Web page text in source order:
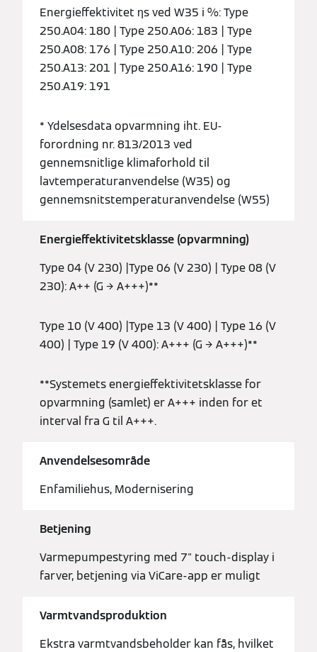
Energieffektivitet ƞs ved W35 i %: Type
250.A04: 180 | Type 250.A06: 183 | Type
250.A08: 176 | Type 250.A10: 206 | Type
250.A13: 201 | Type 250.A16: 190 | Type
250.A19: 191
* Ydelsesdata opvarmning iht. EU-
forordning nr. 813/2013 ved
gennemsnitlige klimaforhold til
lavtemperaturanvendelse (W35) og
gennemsnitstemperaturanvendelse (W55)
Energieffektivitetsklasse (opvarmning)
Type 04 (V 230) |Type 06 (V 230) | Type 08 (V
230): A++ (G → A+++)**
Type 10 (V 400) |Type 13 (V 400) | Type 16 (V
400) | Type 19 (V 400): A+++ (G → A+++)**
**Systemets energieffektivitetsklasse for
opvarmning (samlet) er A+++ inden for et
interval fra G til A+++.
Anvendelsesområde
Enfamiliehus, Modernisering
Betjening
Varmepumpestyring med 7" touch-display i
farver, betjening via ViCare-app er muligt
Varmtvandsproduktion
Ekstra varmtvandsbeholder kan fås, hvilket